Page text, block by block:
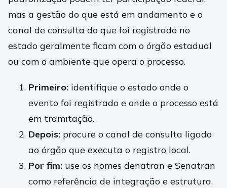
mas a gestão do que está em andamento e o
canal de consulta do que foi registrado no
estado geralmente ficam com o órgão estadual
ou com o ambiente que opera o processo.
Primeiro: identifique o estado onde o
evento foi registrado e onde o processo está
em tramitação.
Depois: procure o canal de consulta ligado
ao órgão que executa o registro local.
Por fim: use os nomes denatran e Senatran
como referência de integração e estrutura,